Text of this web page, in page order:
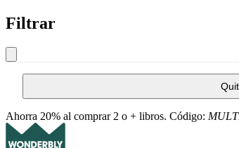
Filtrar
Ahorra 20% al comprar 2 o + libros. Código: